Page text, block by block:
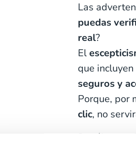
Las
puedas
real?
El
que incluyen
seguros y
Porque, por
clic, no
Por último, el